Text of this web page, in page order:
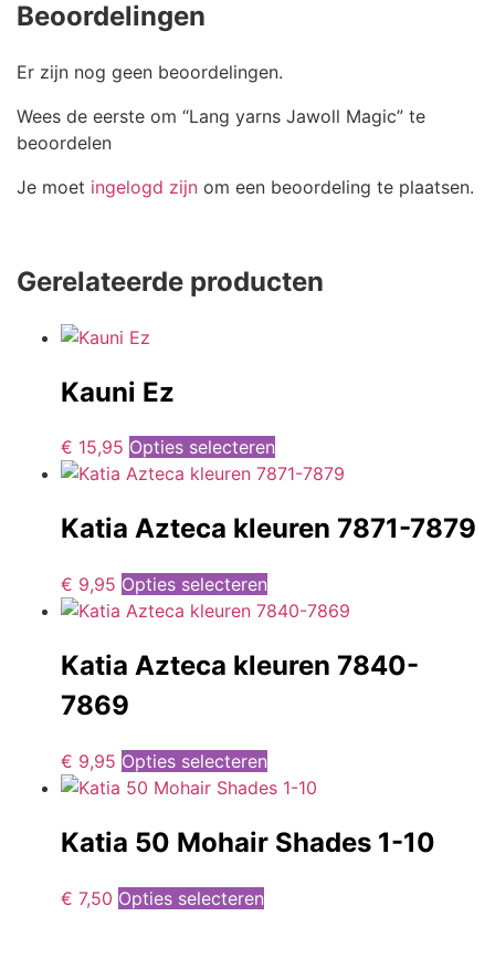
Beoordelingen
Er zijn nog geen beoordelingen.
Wees de eerste om “Lang yarns Jawoll Magic” te
beoordelen
Je moet ingelogd zijn om een beoordeling te plaatsen.
Gerelateerde producten
Kauni Ez
€ 15,95 Opties selecteren
Katia Azteca kleuren 7871-7879
€ 9,95 Opties selecteren
Katia Azteca kleuren 7840-
7869
€ 9,95 Opties selecteren
Katia 50 Mohair Shades 1-10
€ 7,50 Opties selecteren